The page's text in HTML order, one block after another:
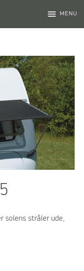
menu MENU
solens stråler ude,